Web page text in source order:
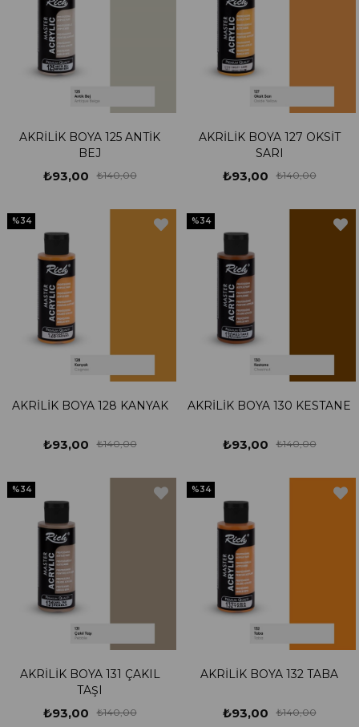
AKRİLİK BOYA 125 ANTİK
BEJ
₺93,00 ₺140,00
AKRİLİK BOYA 127 OKSİT
SARI
₺93,00 ₺140,00
AKRİLİK BOYA 128 KANYAK
₺93,00 ₺140,00
%34
AKRİLİK BOYA 130 KESTANE
₺93,00 ₺140,00
%34
AKRİLİK BOYA 131 ÇAKIL
TAŞI
₺93,00 ₺140,00
%34
AKRİLİK BOYA 132 TABA
₺93,00 ₺140,00
%34